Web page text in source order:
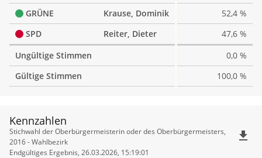
GRÜNE
Krause, Dominik
52,4 %
SPD
Reiter, Dieter
47,6 %
Ungültige Stimmen
0,0 %
Gültige Stimmen
100,0 %
Kennzahlen
Kennzahlen
Stichwahl der Oberbürgermeisterin oder des Oberbürgermeisters,
2016 - Wahlbezirk
Endgültiges Ergebnis, 26.03.2026, 15:19:01
file_download